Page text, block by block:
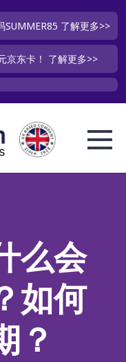
了解更多>>
京东卡！ 了解更多>>
么会
如何
？